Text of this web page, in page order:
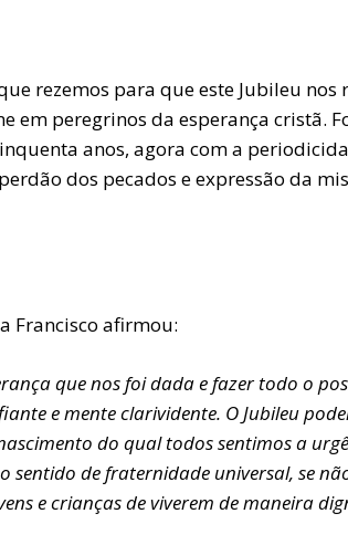
rezemos para que este Jubileu
em peregrinos da esperança
anos, agora com a
dos pecados e expressão da
Francisco afirmou:
que nos foi dada e fazer todo o
e mente clarividente. O Jubileu
do qual todos sentimos a
sentido de fraternidade universal, se
e crianças de viverem de maneira